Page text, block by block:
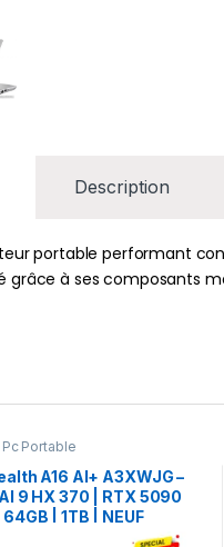
Description
portable performant
à ses composants
Pc Portable
A16 AI+ A3XWJG –
9 HX 370 | RTX 5090
| 1TB | NEUF